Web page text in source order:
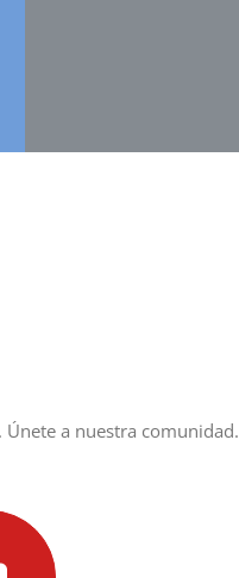
a nuestra comunidad.